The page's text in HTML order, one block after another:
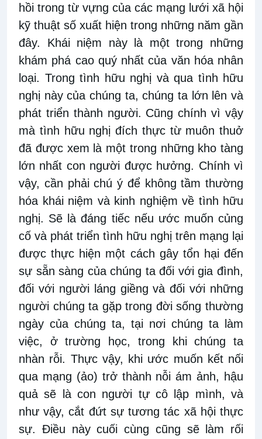
hồi trong từ vựng của các mạng lưới xã hội
kỹ thuật số xuất hiện trong những năm gần
đây. Khái niệm này là một trong những
khám phá cao quý nhất của văn hóa nhân
loại. Trong tình hữu nghị và qua tình hữu
nghị này của chúng ta, chúng ta lớn lên và
phát triển thành người. Cũng chính vì vậy
mà tình hữu nghị đích thực từ muôn thuở
đã được xem là một trong những kho tàng
lớn nhất con người được hưởng. Chính vì
vậy, cần phải chú ý để không tầm thường
hóa khái niệm và kinh nghiệm về tình hữu
nghị. Sẽ là đáng tiếc nếu ước muốn củng
cố và phát triển tình hữu nghị trên mạng lại
được thực hiện một cách gây tổn hại đến
sự sẵn sàng của chúng ta đối với gia đình,
đối với người láng giềng và đối với những
người chúng ta gặp trong đời sống thường
ngày của chúng ta, tại nơi chúng ta làm
việc, ở trường học, trong khi chúng ta
nhàn rỗi. Thực vậy, khi ước muốn kết nối
qua mạng (ảo) trở thành nỗi ám ảnh, hậu
quả sẽ là con người tự cô lập mình, và
như vậy, cắt đứt sự tương tác xã hội thực
sự. Điều này cuối cùng cũng sẽ làm rối